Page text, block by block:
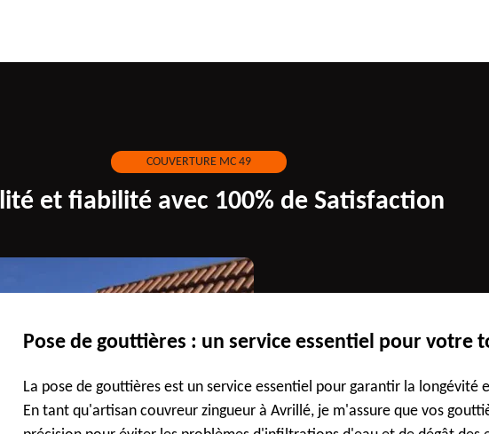
COUVERTURE MC 49
et fiabilité avec 100% de Satisfaction
Pose de gouttières : un service essentiel pour votre
La pose de gouttières est un service essentiel pour garantir la
En tant qu'artisan couvreur zingueur à Avrillé, je m'assure que vos